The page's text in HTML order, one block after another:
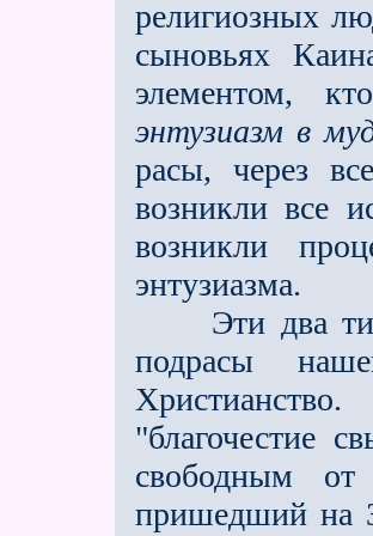
религиозных
сыновьях
элементом,
энтузиазм в
расы, через
возникли все
возникли
энтузиазма.
Эти два типа
подрасы
"благочестие
свободным
пришедший на